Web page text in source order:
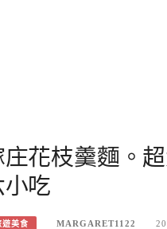
庄花枝羹麵。
吃
遊美食 MARGARET1122